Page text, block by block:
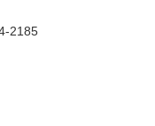
2185